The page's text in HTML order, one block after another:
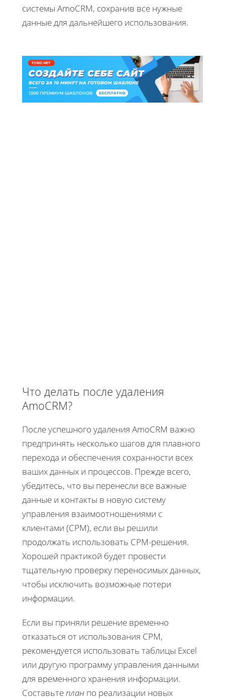
системы AmoCRM, сохранив все нужные
данные для дальнейшего использования.
Что делать после удаления
AmoCRM?
После успешного удаления AmoCRM важно
предпринять несколько шагов для плавного
перехода и обеспечения сохранности всех
ваших данных и процессов. Прежде всего,
убедитесь, что вы перенесли все важные
данные и контакты в новую систему
управления взаимоотношениями с
клиентами (СРМ), если вы решили
продолжать использовать СРМ-решения.
Хорошей практикой будет провести
тщательную проверку переносимых данных,
чтобы исключить возможные потери
информации.
Если вы приняли решение временно
отказаться от использования СРМ,
рекомендуется использовать таблицы Excel
или другую программу управления данными
для временного хранения информации.
Составьтеплан по реализации новых